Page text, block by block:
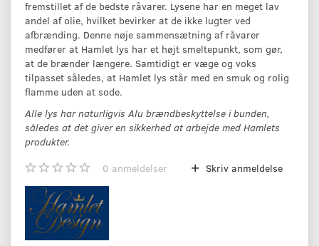
fremstillet af de bedste råvarer. Lysene har en meget lav
andel af olie, hvilket bevirker at de ikke lugter ved
afbrænding. Denne nøje sammensætning af råvarer
medfører at Hamlet lys har et højt smeltepunkt, som gør,
at de brænder længere. Samtidigt er væge og voks
tilpasset således, at Hamlet lys står med en smuk og rolig
flamme uden at sode.
Alle lys har naturligvis Alu brændbeskyttelse i bunden,
således at det giver en sikkerhed at arbejde med Hamlets
produkter.
0 anmeldelser Skriv anmeldelse